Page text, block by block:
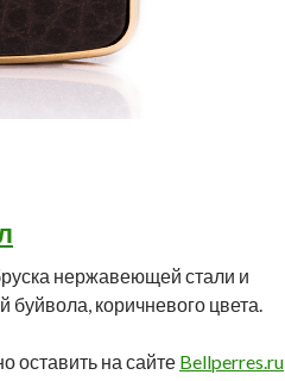
нержавеющей стали и
буйвола, коричневого цвета.
оставить на сайте Bellperres.ru